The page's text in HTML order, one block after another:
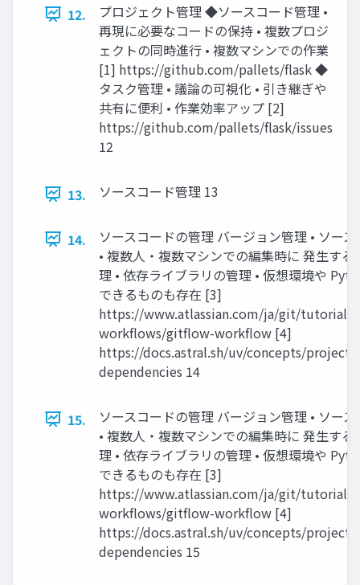
12.
プロジェクト管理 ◆ソースコード管理 •
再現に必要なコードの保持 • 複数プロジ
ェクトの同時進行 • 複数マシンでの作業
[1] https://github.com/pallets/flask ◆
タスク管理 • 議論の可視化 • 引き継ぎや
共有に便利 • 作業効率アップ [2]
https://github.com/pallets/flask/issues
12
13. ソースコード管理 13
14.
ソースコードの管理 バージョン管理 • ソー
• 複数人・複数マシンでの編集時に 発生す
理 • 依存ライブラリの管理 • 仮想環境や
できるものも存在 [3]
https://www.atlassian.com/ja/git/tutorials/
workflows/gitflow-workflow [4]
https://docs.astral.sh/uv/concepts/
dependencies 14
15.
ソースコードの管理 バージョン管理 • ソー
• 複数人・複数マシンでの編集時に 発生す
理 • 依存ライブラリの管理 • 仮想環境や
できるものも存在 [3]
https://www.atlassian.com/ja/git/tutorials/
workflows/gitflow-workflow [4]
https://docs.astral.sh/uv/concepts/
dependencies 15